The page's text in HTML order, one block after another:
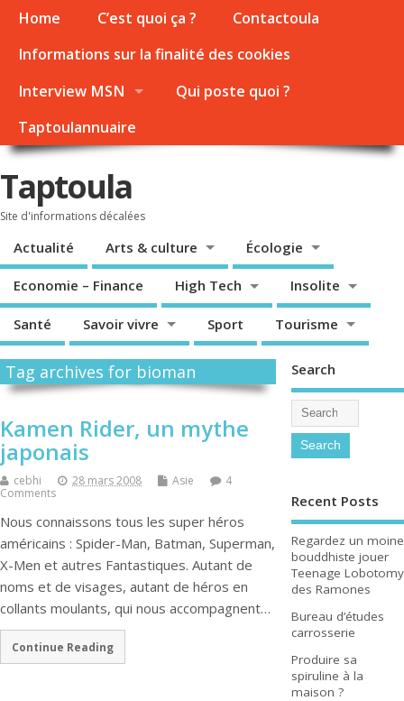
Home C’est quoi ça ?
Contactoula
Informations sur la finalité des cookies
Interview MSN
Qui poste quoi ?
Taptoulannuaire
Taptoula
Site d'informations décalées
Actualité Arts & culture Écologie
Economie – Finance High Tech Insolite
Santé Savoir vivre Sport Tourisme
Tag archives for bioman
Kamen Rider, un mythe
japonais
cebhi 28 mars 2008 Asie
4
Comments
Nous connaissons tous les super héros
américains : Spider-Man, Batman, Superman,
X-Men et autres Fantastiques. Autant de
noms et de visages, autant de héros en
collants moulants, qui nous accompagnent…
Continue Reading
Search
Recent Posts
Regardez un moine
bouddhiste jouer
Teenage Lobotomy
des Ramones
Bureau d’études
carrosserie
Produire sa
spiruline à la
maison ?